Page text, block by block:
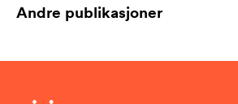
Andre publikasjoner